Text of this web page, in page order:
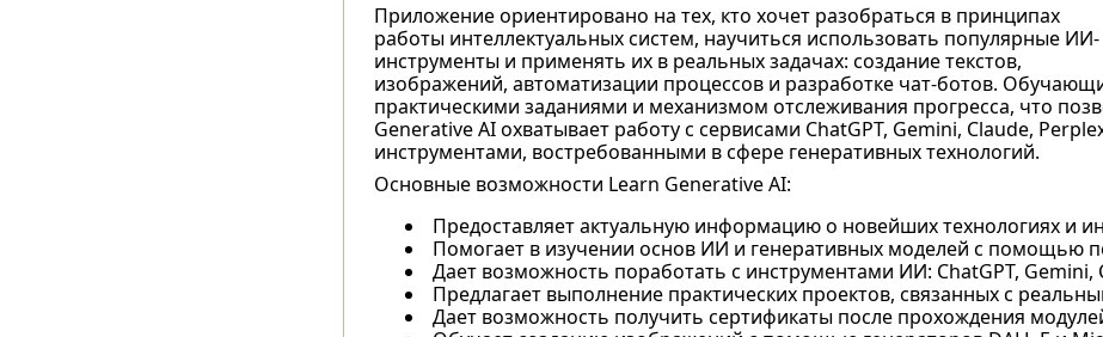
Приложение ориентировано на тех, кто хочет разобраться в принципах
работы интеллектуальных систем, научиться использовать популярные ИИ-
инструменты и применять их в реальных задачах: создание текстов,
изображений, автоматизации процессов и разработке чат-ботов.
практическими заданиями и механизмом отслеживания прогресса, что
Generative AI охватывает работу с сервисами ChatGPT, Gemini, Claude,
инструментами, востребованными в сфере генеративных технологий.
Основные возможности Learn Generative AI:
Предоставляет актуальную информацию о новейших технологиях и
Помогает в изучении основ ИИ и генеративных моделей с помощью
Дает возможность поработать с инструментами ИИ: ChatGPT, Gemini,
Предлагает выполнение практических проектов, связанных с
Дает возможность получить сертификаты после прохождения